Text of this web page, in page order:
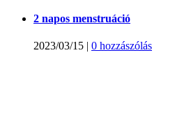
2 napos menstruáció
2023/03/15 | 0 hozzászólás